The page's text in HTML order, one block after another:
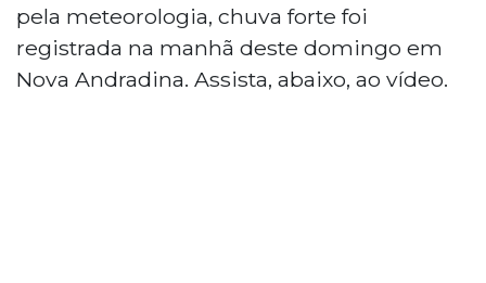
pela meteorologia, chuva forte foi
registrada na manhã deste domingo em
Nova Andradina. Assista, abaixo, ao vídeo.